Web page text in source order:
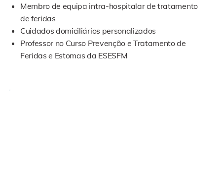
Membro de equipa intra-hospitalar de tratamento
de feridas
Cuidados domiciliários personalizados
Professor no Curso Prevenção e Tratamento de
Feridas e Estomas da ESESFM